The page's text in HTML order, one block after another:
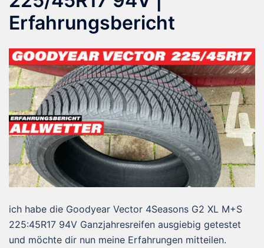
Erfahrungsbericht
ich habe die Goodyear Vector 4Seasons G2 XL M+S
225:45R17 94V Ganzjahresreifen ausgiebig getestet
und möchte dir nun meine Erfahrungen mitteilen.